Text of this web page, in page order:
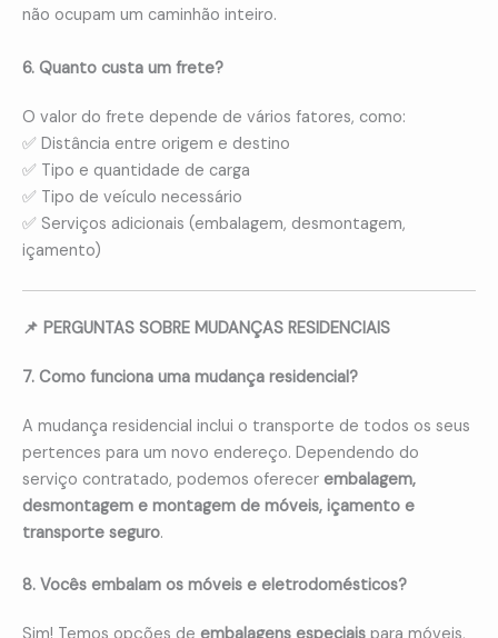
não ocupam um caminhão inteiro.
6. Quanto custa um frete?
O valor do frete depende de vários fatores, como:
✅ Distância entre origem e destino
✅ Tipo e quantidade de carga
✅ Tipo de veículo necessário
✅ Serviços adicionais (embalagem, desmontagem,
içamento)
📌 PERGUNTAS SOBRE MUDANÇAS RESIDENCIAIS
7. Como funciona uma mudança residencial?
A mudança residencial inclui o transporte de todos os seus
pertences para um novo endereço. Dependendo do
serviço contratado, podemos oferecer embalagem,
desmontagem e montagem de móveis, içamento e
transporte seguro.
8. Vocês embalam os móveis e eletrodomésticos?